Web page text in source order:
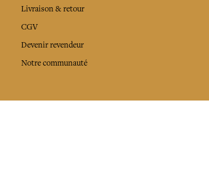
Livraison & retour
CGV
Devenir revendeur
Notre communauté